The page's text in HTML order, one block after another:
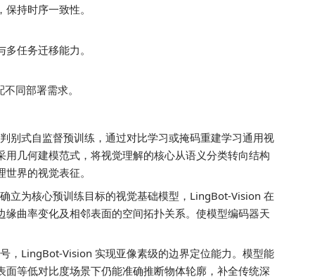
持时序一致性。
任务迁移能力。
同部署需求。
别式自监督预训练，通过对比学习或掩码重建学习通用视
几何建模范式，将视觉理解的核心从语义分类转向结构
界的视觉表征。
立为核心预训练目标的视觉基础模型，LingBot-Vision 在
曲率变化及相邻表面的空间拓扑关系。使模型编码器天
，LingBot-Vision 实现亚像素级的边界定位能力。模型能
等低对比度场景下仍能准确推断物体轮廓，补全传统深